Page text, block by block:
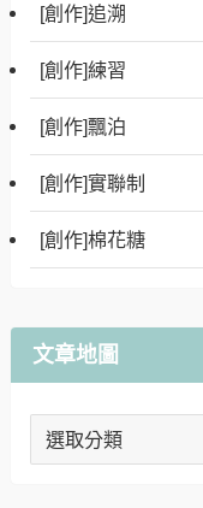
[創作]追溯
[創作]練習
[創作]飄泊
[創作]實聯制
[創作]棉花糖
文章地圖
文